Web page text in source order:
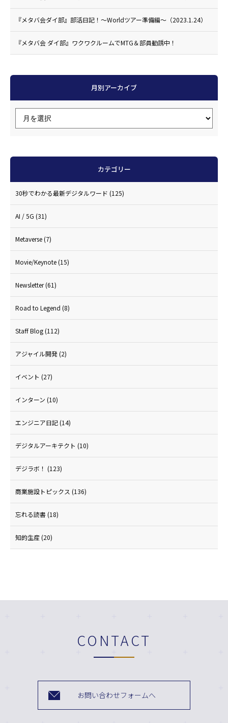
『メタバ会ダイ部』部活日記！〜Worldツアー準備編〜（2023.1.24）
『メタバ会 ダイ部』ワクワクルームでMTG＆部員勧誘中！
月別アーカイブ
カテゴリー
30秒でわかる最新デジタルワード (125)
AI / 5G (31)
Metaverse(7)
Movie/Keynote(15)
Newsletter(61)
Road to Legend (8)
Staff Blog(112)
アジャイル開発(2)
イベント (27)
インターン (10)
エンジニア日記(14)
デジタルアーキテクト (10)
デジラボ！ (123)
商業施設トピックス (136)
忘れる読書(18)
知的生産(20)
CONTACT
お問い合わせフォームへ